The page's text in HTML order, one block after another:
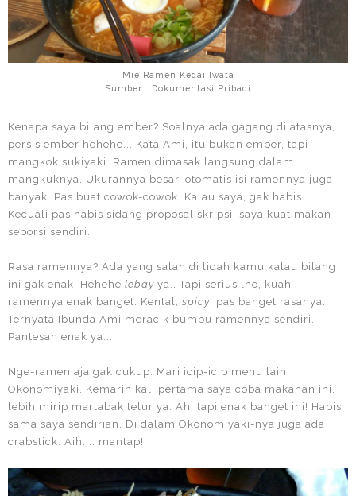
Mie Ramen Kedai Iwata
Sumber : Dokumentasi Pribadi
Kenapa saya bilang ember? Soalnya ada gagang di atasnya,
persis ember hehehe... Kata Ami, itu bukan ember, tapi
mangkok sukiyaki. Ramen dimasak langsung dalam
mangkuknya. Ukurannya besar, otomatis isi ramennya juga
banyak. Pas buat cowok-cowok. Kalau saya, gak habis.
Kecuali pas habis sidang proposal skripsi, saya kuat makan
seporsi sendiri.
Rasa ramennya? Ada yang salah di lidah kamu kalau bilang
ini gak enak. Hehehe lebay ya.. Tapi serius lho, kuah
ramennya enak banget. Kental, spicy , pas banget rasanya.
Ternyata Ibunda Ami meracik bumbu ramennya sendiri.
Pantesan enak ya....
Nge-ramen aja gak cukup. Mari icip-icip menu lain,
Okonomiyaki. Kemarin kali pertama saya coba makanan ini,
lebih mirip martabak telur ya. Ah, tapi enak banget ini! Habis
sama saya sendirian. Di dalam Okonomiyaki-nya juga ada
crabstick. Aih.... mantap!